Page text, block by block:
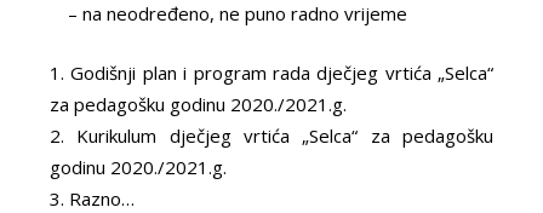
– na neodređeno, ne puno radno vrijeme
Godišnji plan i program rada dječjeg vrtića „Selca“
za pedagošku godinu 2020./2021.g.
Kurikulum dječjeg vrtića „Selca“ za pedagošku
godinu 2020./2021.g.
Razno…